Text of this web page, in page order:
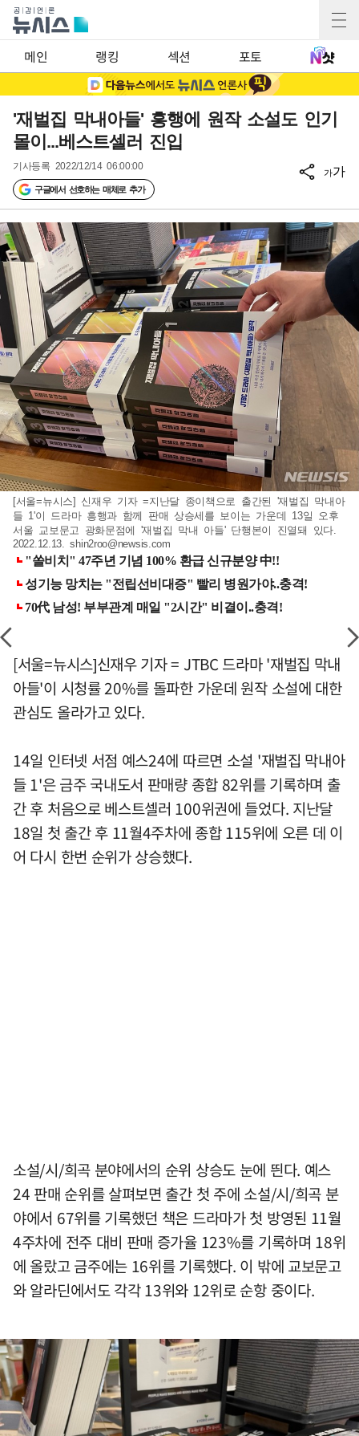
메인 랭킹 섹션 포토
'재벌집 막내아들' 흥행에 원작 소설도 인기
몰이...베스트셀러 진입
기사등록 2022/12/14 06:00:00
구글에서 선호하는 매체로 추가
가가
[서울=뉴시스] 신재우 기자 =지난달 종이책으로 출간된 '재벌집 막내아
들 1'이 드라마 흥행과 함께 판매 상승세를 보이는 가운데 13일 오후
서울 교보문고 광화문점에 '재벌집 막내 아들' 단행본이 진열돼 있다.
2022.12.13.shin2roo@newsis.com
[서울=뉴시스]신재우 기자 = JTBC 드라마 '재벌집 막내
아들'이 시청률 20%를 돌파한 가운데 원작 소설에 대한
관심도 올라가고 있다.
14일 인터넷 서점 예스24에 따르면 소설 '재벌집 막내아
들 1'은 금주 국내도서 판매량 종합 82위를 기록하며 출
간 후 처음으로 베스트셀러 100위권에 들었다. 지난달
18일 첫 출간 후 11월4주차에 종합 115위에 오른 데 이
어 다시 한번 순위가 상승했다.
소설/시/희곡 분야에서의 순위 상승도 눈에 띈다. 예스
24 판매 순위를 살펴보면 출간 첫 주에 소설/시/희곡 분
야에서 67위를 기록했던 책은 드라마가 첫 방영된 11월
4주차에 전주 대비 판매 증가율 123%를 기록하며 18위
에 올랐고 금주에는 16위를 기록했다. 이 밖에 교보문고
와 알라딘에서도 각각 13위와 12위로 순항 중이다.